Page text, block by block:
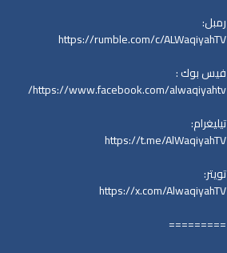
رمبل:
https://rumble.com/c/ALWaqiyahTV
فيس بوك :
https://www.facebook.com/alwaqiyahtv/
تيليغرام:
https://t.me/AlWaqiyahTV
تويتر:
https://x.com/AlwaqiyahTV
=========